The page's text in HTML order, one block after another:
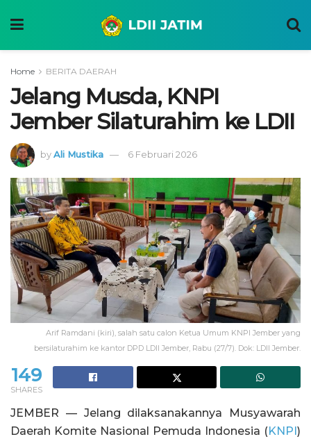
Home BERITA DAERAH
Jelang Musda, KNPI
Jember Silaturahim ke LDII
byAli Mustika 6 Februari 2026
Arif Ramdani (kiri), salah satu calon Ketua Umum KNPI Jember yang
bersilaturahim ke kantor DPD LDII Jember, Rabu (27/7). Dok: LDII Jember.
149
SHARES
JEMBER — Jelang dilaksanakannya Musyawarah
Daerah Komite Nasional Pemuda Indonesia (KNPI)